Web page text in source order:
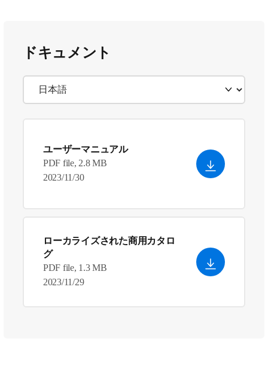
ドキュメント
ユーザーマニュアル
PDF file, 2.8 MB
2023/11/30
ローカライズされた商用カタロ
グ
PDF file, 1.3 MB
2023/11/29